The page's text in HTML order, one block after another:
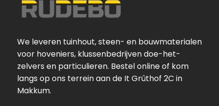
We leveren tuinhout, steen- en bouwmaterialen
voor hoveniers, klussenbedrijven doe-het-
zelvers en particulieren. Bestel online of kom
langs op ons terrein aan de It Grûthof 2C in
Makkum.